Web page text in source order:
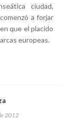
ciudad,
a forjar
que el placido
europeas.
2012